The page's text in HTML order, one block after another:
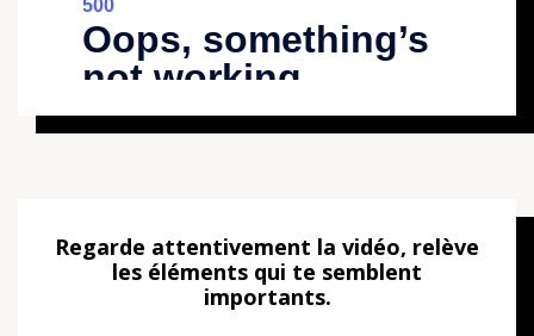
Regarde attentivement la vidéo, relève
les éléments qui te semblent
importants.